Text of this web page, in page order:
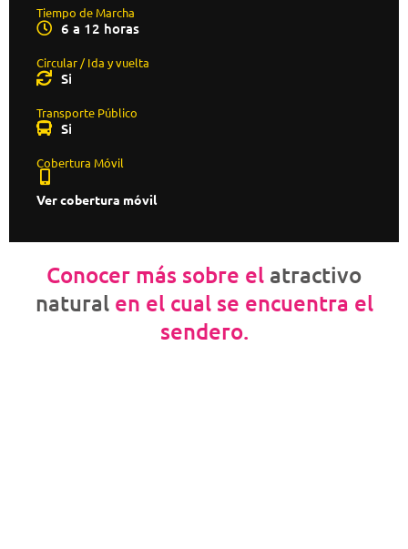
Tiempo de Marcha
6 a 12 horas
Circular / Ida y vuelta
Si
Transporte Público
Si
Cobertura Móvil
Ver cobertura móvil
Conocer más sobre el atractivo
natural en el cual se encuentra el
sendero.